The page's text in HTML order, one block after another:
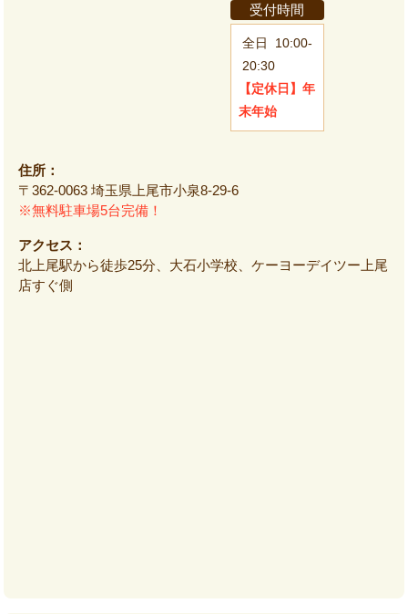
受付時間
全日
10:00-
20:30
【定休日】 年
末年始
住所：
〒362-0063 埼玉県上尾市小泉8-29-6
※無料駐車場5台完備！
アクセス：
北上尾駅から徒歩25分、大石小学校、ケーヨーデイツー上尾
店すぐ側